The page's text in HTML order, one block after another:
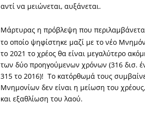
αντί να μειώνεται, αυξάνεται.
Μάρτυρας η πρόβλεψη που
το οποίο ψηφίστηκε μαζί με το νέο
το 2021 το χρέος θα είναι μεγαλύτερο
των δύο προηγούμενων χρόνων (316 δισ.
315 το 2016)! Το κατόρθωμά τους
Μνημονίων δεν είναι η μείωση του
και εξαθλίωση του λαού.